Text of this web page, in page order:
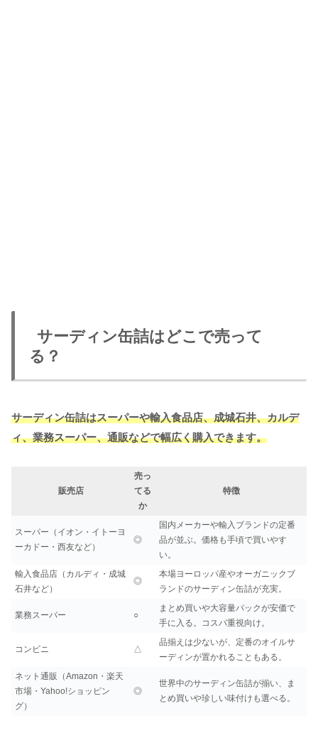
サーディン缶詰はどこで売って
る？
サーディン缶詰はスーパーや輸入食品店、成城石井、カルデ
ィ、業務スーパー、通販などで幅広く購入できます。
販売店
売っ
てる
か
特徴
スーパー（イオン・イトーヨ
ーカドー・西友など）
◎
国内メーカーや輸入ブランドの定番
品が並ぶ。価格も手頃で買いやす
い。
輸入食品店（カルディ・成城
石井など）
◎
本場ヨーロッパ産やオーガニックブ
ランドのサーディン缶詰が充実。
業務スーパー ○
まとめ買いや大容量パックが安価で
手に入る。コスパ重視向け。
コンビニ △
品揃えは少ないが、定番のオイルサ
ーディンが置かれることもある。
ネット通販（Amazon・楽天
市場・Yahoo!ショッピン
グ）
◎
世界中のサーディン缶詰が揃い、ま
とめ買いや珍しい味付けも選べる。